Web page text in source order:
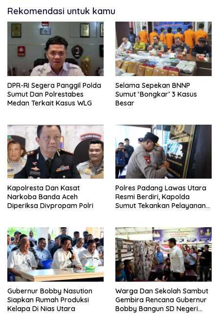
Rekomendasi untuk kamu
DPR-RI Segera Panggil Polda
Sumut Dan Polrestabes
Medan Terkait Kasus WLG
Selama Sepekan BNNP
Sumut ‘Bongkar’ 3 Kasus
Besar
Kapolresta Dan Kasat
Narkoba Banda Aceh
Diperiksa Divpropam Polri
Polres Padang Lawas Utara
Resmi Berdiri, Kapolda
Sumut Tekankan Pelayanan
Gubernur Bobby Nasution
Siapkan Rumah Produksi
Kelapa Di Nias Utara
Warga Dan Sekolah Sambut
Gembira Rencana Gubernur
Bobby Bangun SD Negeri